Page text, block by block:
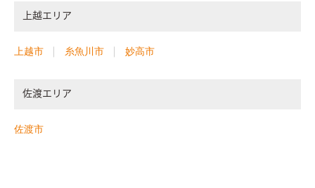
上越エリア
上越市 糸魚川市 妙高市
佐渡エリア
佐渡市